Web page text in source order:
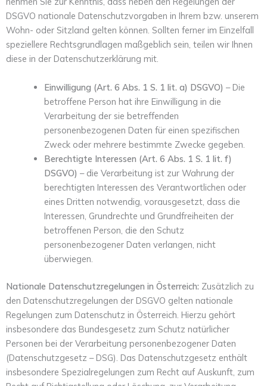
DSGVO nationale Datenschutzvorgaben in Ihrem bzw. unserem
Wohn- oder Sitzland gelten können. Sollten ferner im Einzelfall
speziellere Rechtsgrundlagen maßgeblich sein, teilen wir Ihnen
diese in der Datenschutzerklärung mit.
Einwilligung (Art. 6 Abs. 1 S. 1 lit. a) DSGVO) – Die
betroffene Person hat ihre Einwilligung in die
Verarbeitung der sie betreffenden
personenbezogenen Daten für einen spezifischen
Zweck oder mehrere bestimmte Zwecke gegeben.
Berechtigte Interessen (Art. 6 Abs. 1 S. 1 lit. f)
DSGVO) – die Verarbeitung ist zur Wahrung der
berechtigten Interessen des Verantwortlichen oder
eines Dritten notwendig, vorausgesetzt, dass die
Interessen, Grundrechte und Grundfreiheiten der
betroffenen Person, die den Schutz
personenbezogener Daten verlangen, nicht
überwiegen.
Nationale Datenschutzregelungen in Österreich: Zusätzlich zu
den Datenschutzregelungen der DSGVO gelten nationale
Regelungen zum Datenschutz in Österreich. Hierzu gehört
insbesondere das Bundesgesetz zum Schutz natürlicher
Personen bei der Verarbeitung personenbezogener Daten
(Datenschutzgesetz – DSG). Das Datenschutzgesetz enthält
insbesondere Spezialregelungen zum Recht auf Auskunft, zum